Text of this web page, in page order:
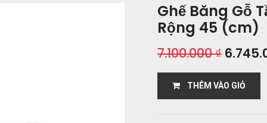
Ghế Băng Gỗ
Rộng 45 (cm)
7.100.000₫
THÊM VÀO GIỎ